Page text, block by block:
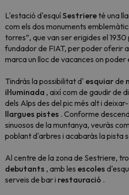
L'estació d'esquíSestriere té una
com els dos monuments
torres”, que van ser erigides el
fundador de FIAT, per poder oferir
marca un lloc de vacances on poder
Tindràs la possibilitat d' esquiarde
il·luminada , així com de gaudir de
dels Alps des del pic més alt i
llargues pistes . Conforme
sinuosos de la muntanya, veuràs
poblant d'arbres i acabaràs la pista
Al centre de la zona de Sestriere,
debutants , amb les escoles
serveis de bar i restauració .